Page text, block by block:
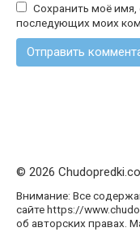
Сохранить моё имя,
последующих моих
© 2026
Внимание: Все
сайте https://
об авторских правах.